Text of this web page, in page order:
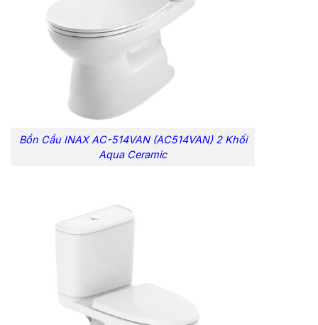
Bồn Cầu INAX AC-514VAN (AC514VAN) 2 Khối
Aqua Ceramic